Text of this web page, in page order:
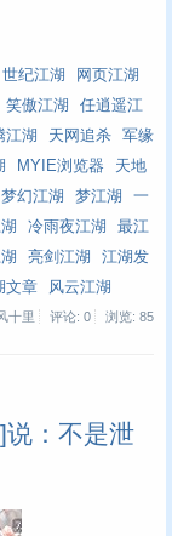
世纪江湖
网页江湖
笑傲江湖
任逍遥江
江湖 天网追杀
军缘
MYIE浏览器
天地
梦幻江湖 梦江湖
一
冷雨夜江湖
最江
亮剑江湖
江湖发
文章 风云江湖
十里 评论: 0 浏览: 85
：不是泄